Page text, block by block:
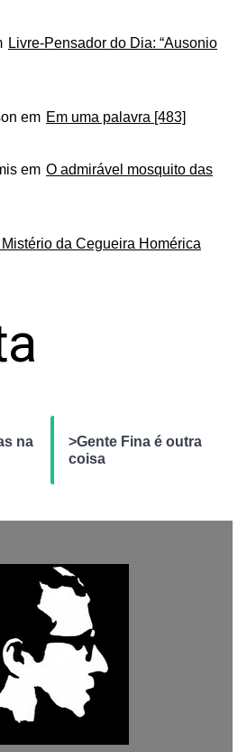
Livre-Pensador do Dia: “Ausonio
em Em uma palavra [483]
em O admirável mosquito das
Mistério da Cegueira Homérica
na
>Gente Fina é outra
coisa